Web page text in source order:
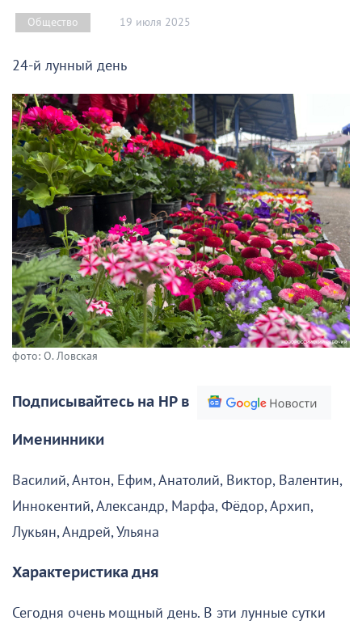
Общество 19 июля 2025
24-й лунный день
фото: О. Ловская
Подписывайтесь на НР в
Именинники
Василий, Антон, Ефим, Анатолий, Виктор, Валентин,
Иннокентий, Александр, Марфа, Фёдор, Архип,
Лукьян, Андрей, Ульяна
Характеристика дня
Сегодня очень мощный день. В эти лунные сутки